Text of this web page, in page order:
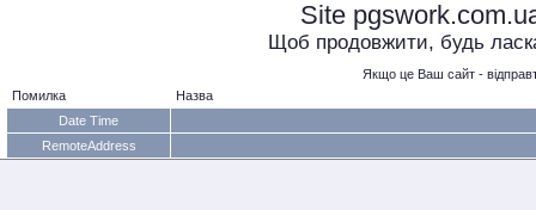
Site
Щоб продовжити, будь
Якщо це Ваш сайт -
Помилка
Назва
Date Time
RemoteAddress